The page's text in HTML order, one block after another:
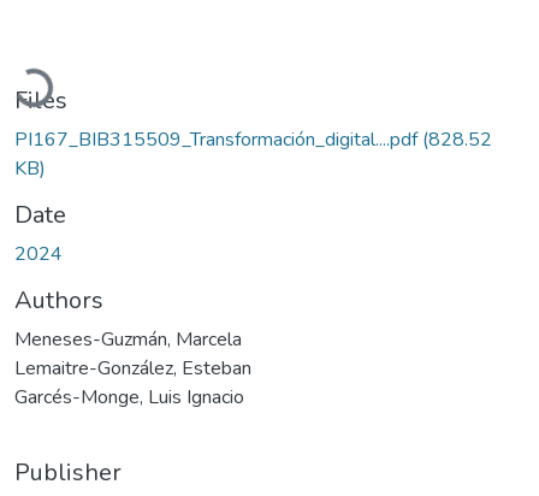
Loading...
Files
PI167_BIB315509_Transformación_digital....pdf(828.52
KB)
Date
2024
Authors
Meneses-Guzmán, Marcela
Lemaitre-González, Esteban
Garcés-Monge, Luis Ignacio
Publisher